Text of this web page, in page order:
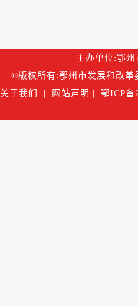
主办单位:鄂
©版权所有:鄂州市发展和改革
关于我们
| 网站声明 | 鄂ICP备